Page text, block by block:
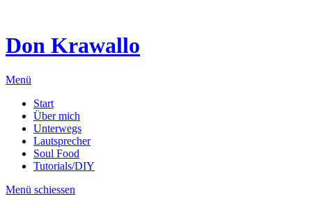
Don Krawallo
Menü
Start
Über mich
Unterwegs
Lautsprecher
Soul Food
Tutorials/DIY
Menü schiessen